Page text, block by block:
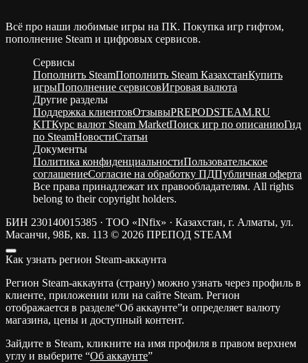
Всё про наши любимые игры на ПК. Покупка игр гифтом,
пополнение Steam и цифровых сервисов.
Сервисы
Пополнить SteamПополнить Steam КазахстанКупить
игрыПополнение сервисовИгровая валюта
Другие разделы
Поддержка клиентовОтзывыPREPODSTEAM.RU
KITКурс валют Steam MarketПоиск игр по описаниюГид
по SteamНовостиСтатьи
Документы
Политика конфиденциальностиПользовательское
соглашениеСогласие на обработку ПДПубличная оферта
Все права принадлежат их правообладателям. All rights
belong to their copyright holders.
БИН 230140015385 · ТОО «INfix» · Казахстан, г. Алматы, ул.
Масанчи, 98Б, кв. 113 © 2026 ПРЕПОД STEAM
Как узнать регион Steam-аккаунта
Регион Steam-аккаунта (страну) можно узнать через профиль в
клиенте, приложении или на сайте Steam. Регион
отображается в разделе“Об аккаунте”и определяет валюту
магазина, цены и доступный контент.
Зайдите в Steam, кликните на имя профиля в правом верхнем
углу и выберите “Об аккаунте”